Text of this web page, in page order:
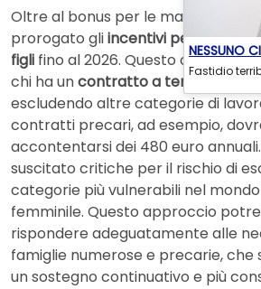
Oltre al bonus per le madri
prorogato gliincentivi per le
figli fino al 2026. Questo contributo
chi ha uncontratto a tempo
escludendo altre categorie di
contratti precari, ad esempio,
accontentarsi dei 480 euro
suscitato critiche per il rischio di
categorie più vulnerabili nel
femminile. Questo approccio
rispondere adeguatamente alle
famiglie numerose e precarie, che
un sostegno continuativo e più
NESSUNO
Fastidio